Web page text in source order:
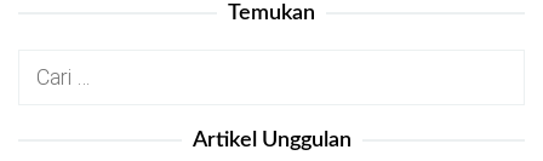
Temukan
Cari
Artikel Unggulan